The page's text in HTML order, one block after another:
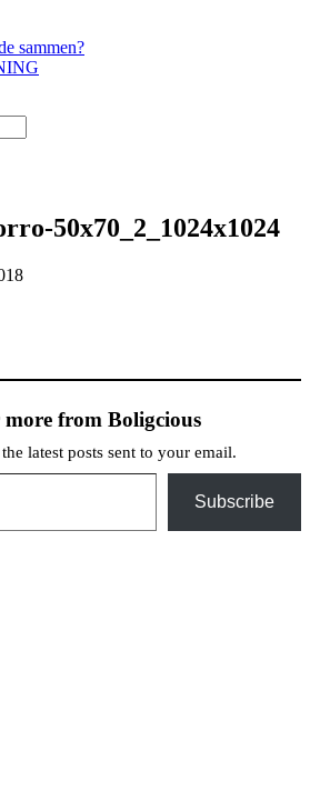
sammen?
50x70_2_1024x1024
more from Boligcious
latest posts sent to your email.
Subscribe